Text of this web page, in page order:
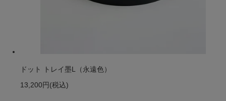
ドット トレイ墨L（永遠色）
13,200円 (税込)